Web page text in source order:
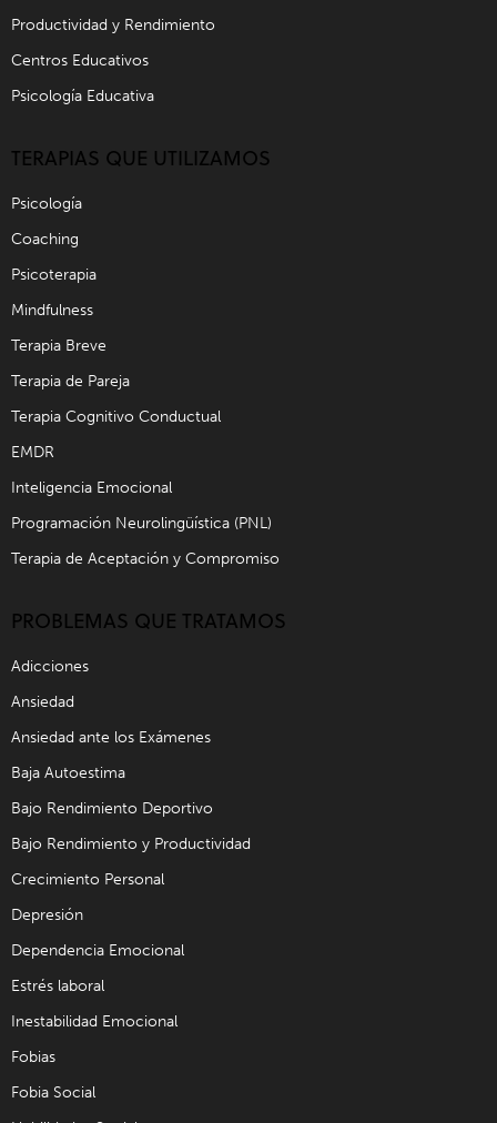
Productividad y Rendimiento
Centros Educativos
Psicología Educativa
TERAPIAS QUE UTILIZAMOS
Psicología
Coaching
Psicoterapia
Mindfulness
Terapia Breve
Terapia de Pareja
Terapia Cognitivo Conductual
EMDR
Inteligencia Emocional
Programación Neurolingüística (PNL)
Terapia de Aceptación y Compromiso
PROBLEMAS QUE TRATAMOS
Adicciones
Ansiedad
Ansiedad ante los Exámenes
Baja Autoestima
Bajo Rendimiento Deportivo
Bajo Rendimiento y Productividad
Crecimiento Personal
Depresión
Dependencia Emocional
Estrés laboral
Inestabilidad Emocional
Fobias
Fobia Social